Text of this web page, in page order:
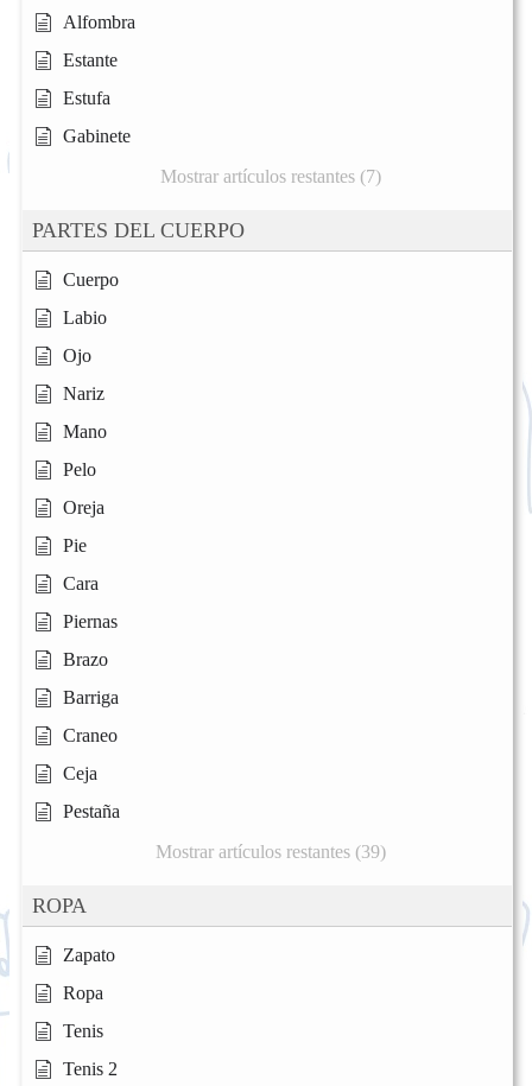
Alfombra
Estante
Estufa
Gabinete
Mostrar artículos restantes (7)
PARTES DEL CUERPO
Cuerpo
Labio
Ojo
Nariz
Mano
Pelo
Oreja
Pie
Cara
Piernas
Brazo
Barriga
Craneo
Ceja
Pestaña
Mostrar artículos restantes (39)
ROPA
Zapato
Ropa
Tenis
Tenis 2